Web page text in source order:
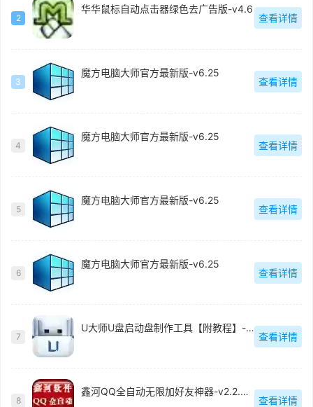
2
华华鼠标自动点击器绿色去广告版-v4.6
查看详情
3
魔方电脑大师官方最新版-v6.25
查看详情
4
魔方电脑大师官方最新版-v6.25
查看详情
5
魔方电脑大师官方最新版-v6.25
查看详情
6
魔方电脑大师官方最新版-v6.25
查看详情
7
U大师U盘启动盘制作工具【附教程】-v【】
查看详情
8
鑫河QQ全自动无限加好友神器-v2.2.3.6
查看详情